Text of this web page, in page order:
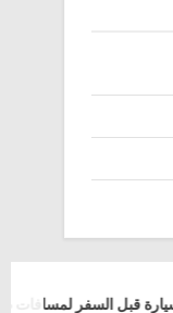
لمسافات طويلة